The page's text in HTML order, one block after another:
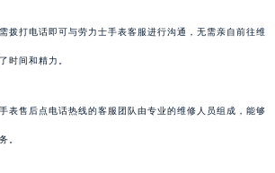
拨打电话即可与劳力士手表客服进行沟通，无需亲自前往维
时间和精力。
表售后点电话热线的客服团队由专业的维修人员组成，能够
。